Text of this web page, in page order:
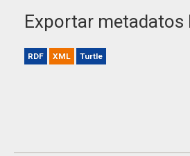
Exportar metadatos
RDF XML Turtle